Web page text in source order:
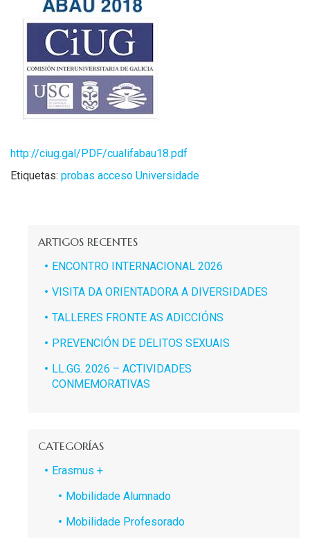
http://ciug.gal/PDF/cualifabau18.pdf
Etiquetas: probas acceso Universidade
ARTIGOS RECENTES
ENCONTRO INTERNACIONAL 2026
VISITA DA ORIENTADORA A DIVERSIDADES
TALLERES FRONTE AS ADICCIÓNS
PREVENCIÓN DE DELITOS SEXUAIS
LL.GG. 2026 – ACTIVIDADES
CONMEMORATIVAS
CATEGORÍAS
Erasmus +
Mobilidade Alumnado
Mobilidade Profesorado